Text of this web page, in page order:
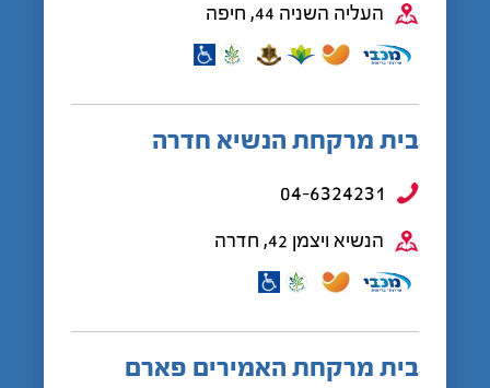
העליה השניה 44, חיפה
בית מרקחת הנשיא חדרה
04-6324231
הנשיא ויצמן 42, חדרה
בית מרקחת האמירים פארם